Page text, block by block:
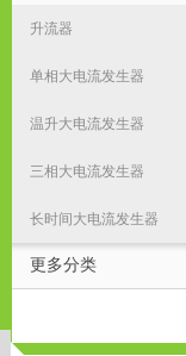
升流器
单相大电流发生器
温升大电流发生器
三相大电流发生器
长时间大电流发生器
更多分类